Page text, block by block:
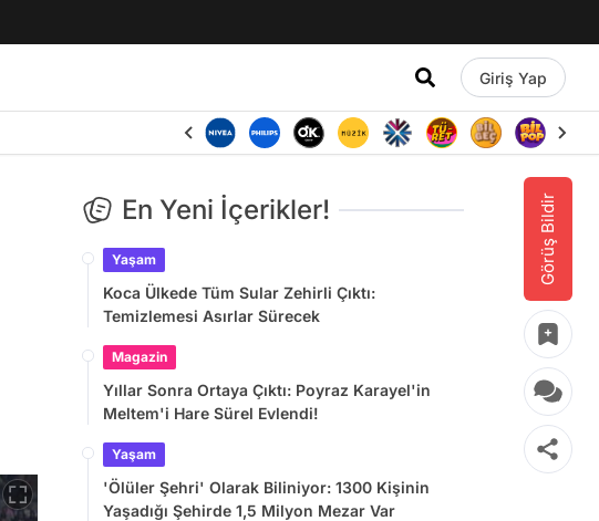
Giriş Yap
Görüş Bildir
En Yeni İçerikler!
Yaşam
Koca Ülkede Tüm Sular Zehirli Çıktı:
Temizlemesi Asırlar Sürecek
Magazin
Yıllar Sonra Ortaya Çıktı: Poyraz Karayel'in
Meltem'i Hare Sürel Evlendi!
Yaşam
'Ölüler Şehri' Olarak Biliniyor: 1300 Kişinin
Yaşadığı Şehirde 1,5 Milyon Mezar Var